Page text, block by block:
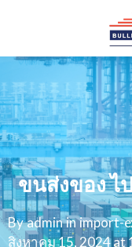
ขนส่งของ ไ
Byadmininimport-
สิงหาคม 15, 2024 at